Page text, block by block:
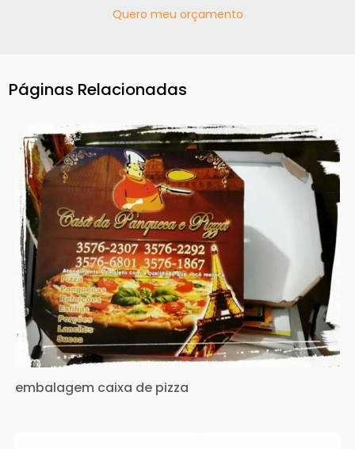
Quero meu orçamento
Páginas Relacionadas
embalagem caixa de pizza